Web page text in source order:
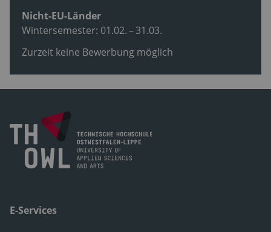
Nicht-EU-Länder
Wintersemester: 01.02. – 31.03.
Zurzeit keine Bewerbung möglich
E-Services